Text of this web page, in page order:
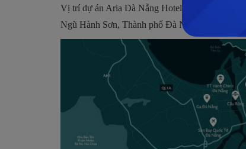
Vị trí dự án Aria Đà Nẵng Hotel & Resort ở tại
Ngũ Hành Sơn, Thành phố Đà Nẵng. Đây là con